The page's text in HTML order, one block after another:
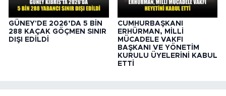
GÜNEY'DE 2026’DA 5 BİN
288 KAÇAK GÖÇMEN SINIR
DIŞI EDİLDİ
CUMHURBAŞKANI
ERHÜRMAN, MİLLİ
MÜCADELE VAKFI
BAŞKANI VE YÖNETİM
KURULU ÜYELERİNİ KABUL
ETTİ